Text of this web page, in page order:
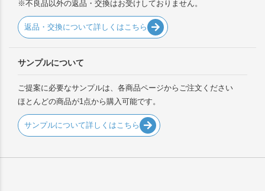
※不良品以外の返品・交換はお受けしておりません。
返品・交換について詳しくはこちら
サンプルについて
ご提案に必要なサンプルは、各商品ページからご注文ください
ほとんどの商品が1点から購入可能です。
サンプルについて詳しくはこちら